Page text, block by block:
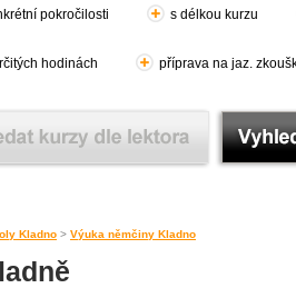
pokročilosti s délkou kurzu
hodinách příprava na jaz.
Kladno > Výuka němčiny Kladno